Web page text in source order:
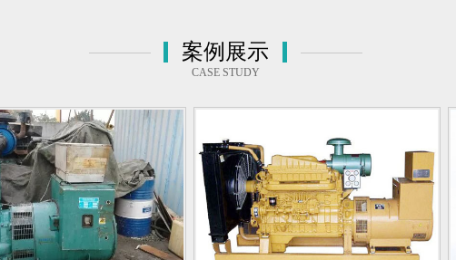
案例展示
CASE STUDY